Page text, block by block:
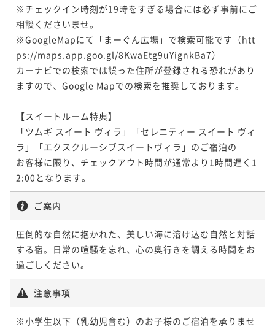
※チェックイン時刻が19時をすぎる場合には必ず事前にご
相談くださいませ。
※GoogleMapにて「まーぐん広場」で検索可能です（htt
ps://maps.app.goo.gl/8KwaEtg9uYignkBa7）
カーナビでの検索では誤った住所が登録される恐れがあり
ますので、Google Mapでの検索を推奨しております。
【スイートルーム特典】
「ツムギ スイート ヴィラ」「セレニティー スイート ヴィ
ラ」「エクスクルーシブスイートヴィラ」のご宿泊の
お客様に限り、チェックアウト時間が通常より1時間遅く1
2:00となります。
ご案内
圧倒的な自然に抱かれた、美しい海に溶け込む自然と対話
する宿。日常の喧騒を忘れ、心の奥行きを調える時間をお
過ごしください。
注意事項
※小学生以下（乳幼児含む）のお子様のご宿泊を承りませ